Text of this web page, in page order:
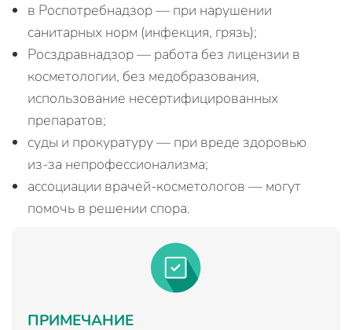
в Роспотребнадзор — при нарушении
санитарных норм (инфекция, грязь);
Росздравнадзор — работа без лицензии в
косметологии, без медобразования,
использование несертифицированных
препаратов;
суды и прокуратуру — при вреде здоровью
из‑за непрофессионализма;
ассоциации врачей‑косметологов — могут
помочь в решении спора.
ПРИМЕЧАНИЕ